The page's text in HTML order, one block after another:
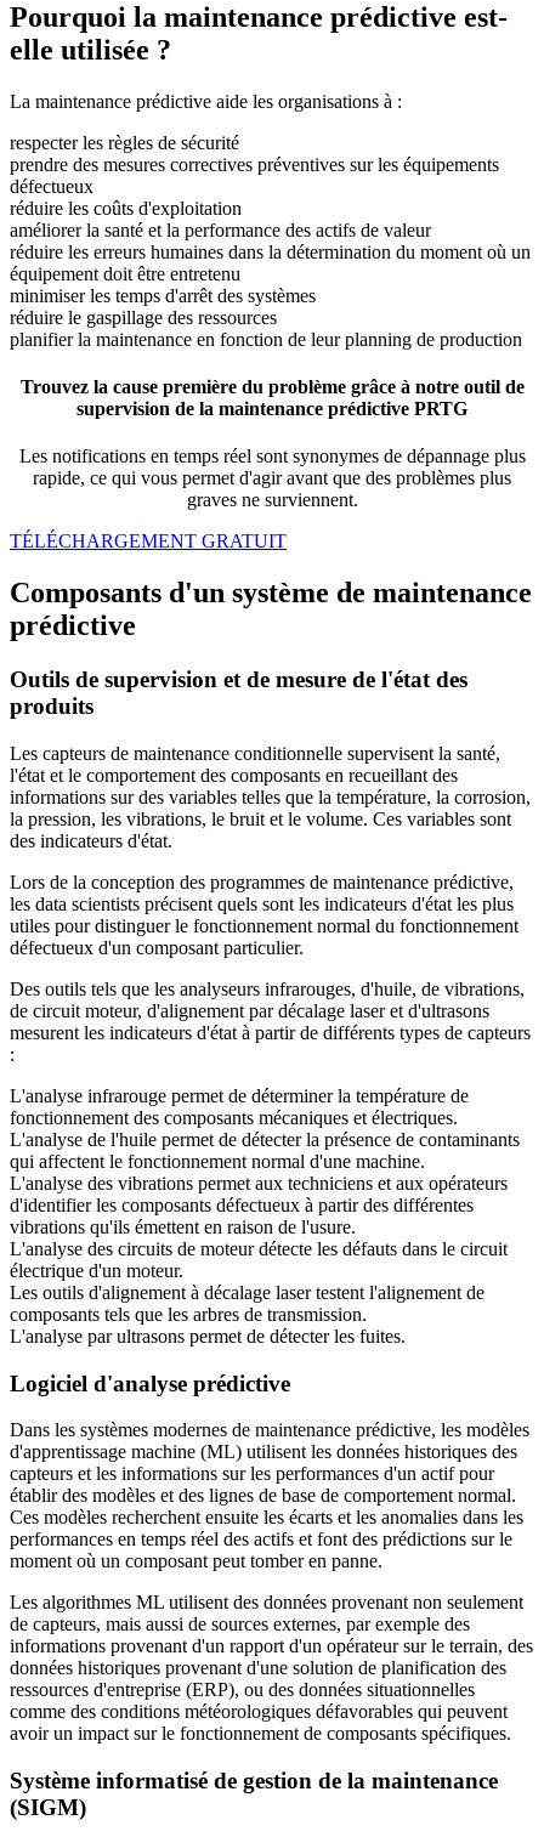
Pourquoi la maintenance prédictive est-
elle utilisée ?
La maintenance prédictive aide les organisations à :
respecter les règles de sécurité
prendre des mesures correctives préventives sur les équipements
défectueux
réduire les coûts d'exploitation
améliorer la santé et la performance des actifs de valeur
réduire les erreurs humaines dans la détermination du moment où un
équipement doit être entretenu
minimiser les temps d'arrêt des systèmes
réduire le gaspillage des ressources
planifier la maintenance en fonction de leur planning de production
Trouvez la cause première du problème grâce à notre outil de
supervision de la maintenance prédictive PRTG
Les notifications en temps réel sont synonymes de dépannage plus
rapide, ce qui vous permet d'agir avant que des problèmes plus
graves ne surviennent.
TÉLÉCHARGEMENT GRATUIT
Composants d'un système de maintenance
prédictive
Outils de supervision et de mesure de l'état des
produits
Les capteurs de maintenance conditionnelle supervisent la santé,
l'état et le comportement des composants en recueillant des
informations sur des variables telles que la température, la corrosion,
la pression, les vibrations, le bruit et le volume. Ces variables sont
des indicateurs d'état.
Lors de la conception des programmes de maintenance prédictive,
les data scientists précisent quels sont les indicateurs d'état les plus
utiles pour distinguer le fonctionnement normal du fonctionnement
défectueux d'un composant particulier.
Des outils tels que les analyseurs infrarouges, d'huile, de vibrations,
de circuit moteur, d'alignement par décalage laser et d'ultrasons
mesurent les indicateurs d'état à partir de différents types de capteurs
:
L'analyse infrarouge permet de déterminer la température de
fonctionnement des composants mécaniques et électriques.
L'analyse de l'huile permet de détecter la présence de contaminants
qui affectent le fonctionnement normal d'une machine.
L'analyse des vibrations permet aux techniciens et aux opérateurs
d'identifier les composants défectueux à partir des différentes
vibrations qu'ils émettent en raison de l'usure.
L'analyse des circuits de moteur détecte les défauts dans le circuit
électrique d'un moteur.
Les outils d'alignement à décalage laser testent l'alignement de
composants tels que les arbres de transmission.
L'analyse par ultrasons permet de détecter les fuites.
Logiciel d'analyse prédictive
Dans les systèmes modernes de maintenance prédictive, les modèles
d'apprentissage machine (ML) utilisent les données historiques des
capteurs et les informations sur les performances d'un actif pour
établir des modèles et des lignes de base de comportement normal.
Ces modèles recherchent ensuite les écarts et les anomalies dans les
performances en temps réel des actifs et font des prédictions sur le
moment où un composant peut tomber en panne.
Les algorithmes ML utilisent des données provenant non seulement
de capteurs, mais aussi de sources externes, par exemple des
informations provenant d'un rapport d'un opérateur sur le terrain, des
données historiques provenant d'une solution de planification des
ressources d'entreprise (ERP), ou des données situationnelles
comme des conditions météorologiques défavorables qui peuvent
avoir un impact sur le fonctionnement de composants spécifiques.
Système informatisé de gestion de la maintenance
(SIGM)